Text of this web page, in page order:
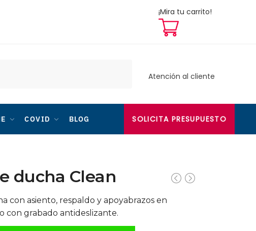
¡Mira tu carrito!
Atención al cliente
COVID BLOG SOLICITA PRESUPUESTO
ducha Clean
con asiento, respaldo y apoyabrazos en
con grabado antideslizante.